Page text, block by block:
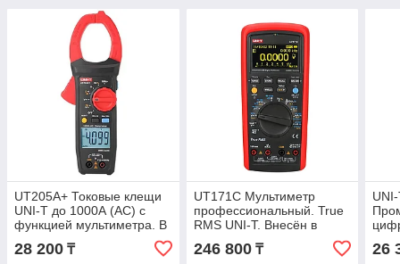
UT205A+ Токовые клещи
UNI-T до 1000А (AC) с
функцией мультиметра. В
28 200 ₸
UT171C Мультиметр
профессиональный. True
RMS UNI-T. Внесён в
246 800₸ 26